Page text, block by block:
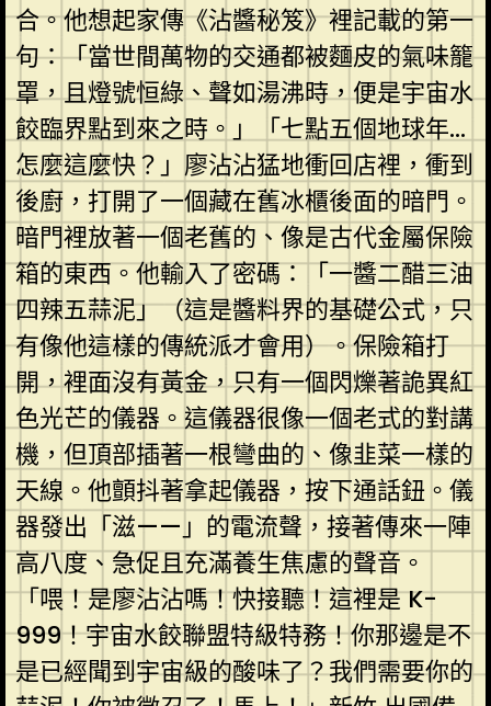
合。他想起家傳《沾醬秘笈》裡記載的第一
句：「當世間萬物的交通都被麵皮的氣味籠
罩，且燈號恒綠、聲如湯沸時，便是宇宙水
餃臨界點到來之時。」「七點五個地球年…
怎麼這麼快？」廖沾沾猛地衝回店裡，衝到
後廚，打開了一個藏在舊冰櫃後面的暗門。
暗門裡放著一個老舊的、像是古代金屬保險
箱的東西。他輸入了密碼：「一醬二醋三油
四辣五蒜泥」（這是醬料界的基礎公式，只
有像他這樣的傳統派才會用）。保險箱打
開，裡面沒有黃金，只有一個閃爍著詭異紅
色光芒的儀器。這儀器很像一個老式的對講
機，但頂部插著一根彎曲的、像韭菜一樣的
天線。他顫抖著拿起儀器，按下通話鈕。儀
器發出「滋——」的電流聲，接著傳來一陣
高八度、急促且充滿養生焦慮的聲音。
「喂！是廖沾沾嗎！快接聽！這裡是 K-
999！宇宙水餃聯盟特級特務！你那邊是不
是已經聞到宇宙級的酸味了？我們需要你的